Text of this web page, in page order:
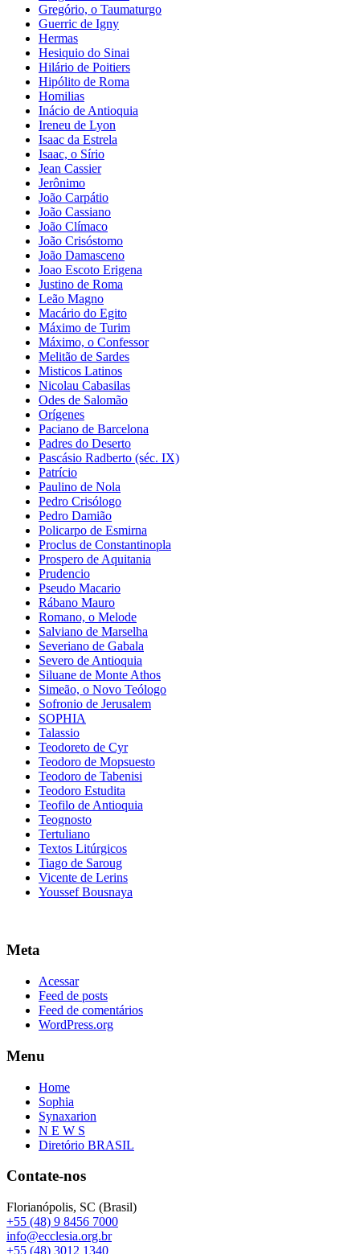
Gregório, o Taumaturgo
Guerric de Igny
Hermas
Hesiquio do Sinai
Hilário de Poitiers
Hipólito de Roma
Homilias
Inácio de Antioquia
Ireneu de Lyon
Isaac da Estrela
Isaac, o Sírio
Jean Cassier
Jerônimo
João Carpátio
João Cassiano
João Clímaco
João Crisóstomo
João Damasceno
Joao Escoto Erigena
Justino de Roma
Leão Magno
Macário do Egito
Máximo de Turim
Máximo, o Confessor
Melitão de Sardes
Misticos Latinos
Nicolau Cabasilas
Odes de Salomão
Orígenes
Paciano de Barcelona
Padres do Deserto
Pascásio Radberto (séc. IX)
Patrício
Paulino de Nola
Pedro Crisólogo
Pedro Damião
Policarpo de Esmirna
Proclus de Constantinopla
Prospero de Aquitania
Prudencio
Pseudo Macario
Rábano Mauro
Romano, o Melode
Salviano de Marselha
Severiano de Gabala
Severo de Antioquia
Siluane de Monte Athos
Simeão, o Novo Teólogo
Sofronio de Jerusalem
SOPHIA
Talassio
Teodoreto de Cyr
Teodoro de Mopsuesto
Teodoro de Tabenisi
Teodoro Estudita
Teofilo de Antioquia
Teognosto
Tertuliano
Textos Litúrgicos
Tiago de Saroug
Vicente de Lerins
Youssef Bousnaya
Meta
Acessar
Feed de posts
Feed de comentários
WordPress.org
Menu
Home
Sophia
Synaxarion
N E W S
Diretório BRASIL
Contate-nos
Florianópolis, SC (Brasil)
+55 (48) 9 8456 7000
info@ecclesia.org.br
+55 (48) 3012 1340